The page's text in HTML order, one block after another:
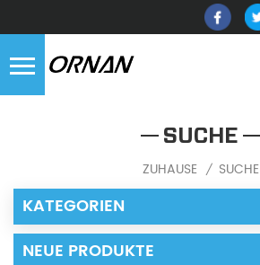
SUCHE
ZUHAUSE / SUCHE
KATEGORIEN
NEUE PRODUKTE